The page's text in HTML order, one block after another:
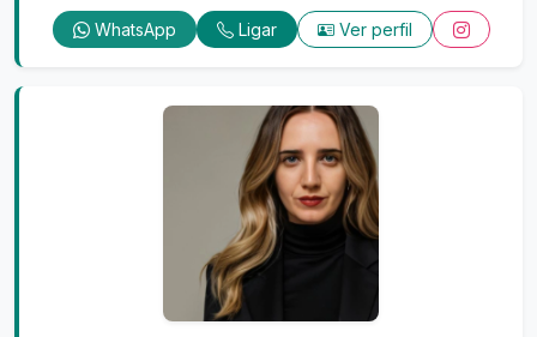
WhatsApp Ligar Ver perfil